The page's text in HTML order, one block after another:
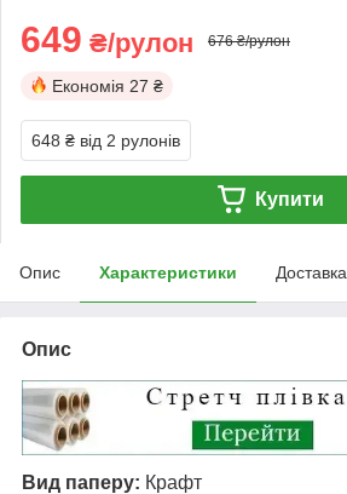
649 ₴/рулон 676 ₴/рулон
Економія 27 ₴
648 ₴ від 2 рулонів
Купити
Опис Характеристики Доставка
Опис
Вид паперу: Крафт